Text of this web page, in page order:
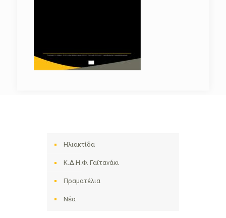
Ηλιακτίδα
Κ.Δ.Η.Φ. Γαϊτανάκι
Πραματέλια
Νέα